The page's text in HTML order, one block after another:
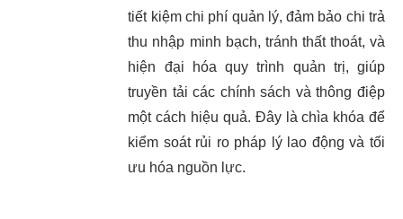
tiết kiệm chi phí quản lý, đảm bảo chi trả
thu nhập minh bạch, tránh thất thoát, và
hiện đại hóa quy trình quản trị, giúp
truyền tải các chính sách và thông điệp
một cách hiệu quả. Đây là chìa khóa để
kiểm soát rủi ro pháp lý lao động và tối
ưu hóa nguồn lực.